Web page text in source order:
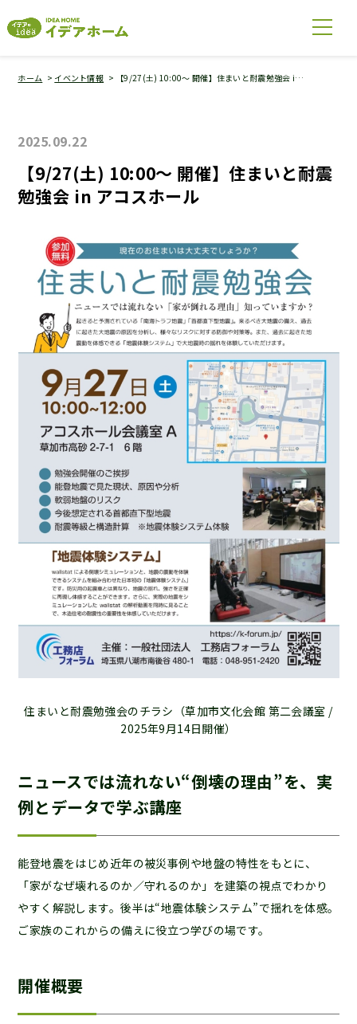
ホーム イベント情報 【9/27(土) 10:00〜 開催】住まいと耐震勉強会 i…
2025.09.22
【9/27(土) 10:00〜 開催】住まいと耐震
勉強会 in アコスホール
住まいと耐震勉強会のチラシ（草加市文化会館 第二会議室 /
2025年9月14日開催）
ニュースでは流れない“倒壊の理由”を、実
例とデータで学ぶ講座
能登地震をはじめ近年の被災事例や地盤の特性をもとに、
「家がなぜ壊れるのか／守れるのか」を建築の視点でわかり
やすく解説します。後半は“地震体験システム”で揺れを体感。
ご家族のこれからの備えに役立つ学びの場です。
開催概要